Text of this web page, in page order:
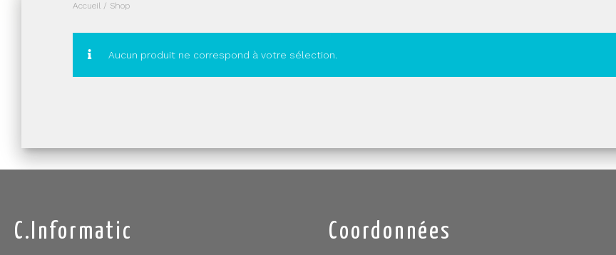
Accueil / Shop
Aucun produit ne correspond à votre sélection.
C.Informatic Coordonnées